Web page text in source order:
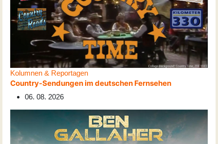
Kolumnen & Reportagen
Country-Sendungen im deutschen Fernsehen
06. 08. 2026